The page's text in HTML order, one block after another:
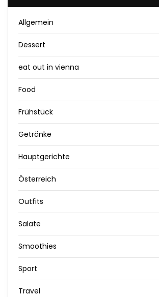
Allgemein
Dessert
eat out in vienna
Food
Frühstück
Getränke
Hauptgerichte
Österreich
Outfits
Salate
Smoothies
Sport
Travel